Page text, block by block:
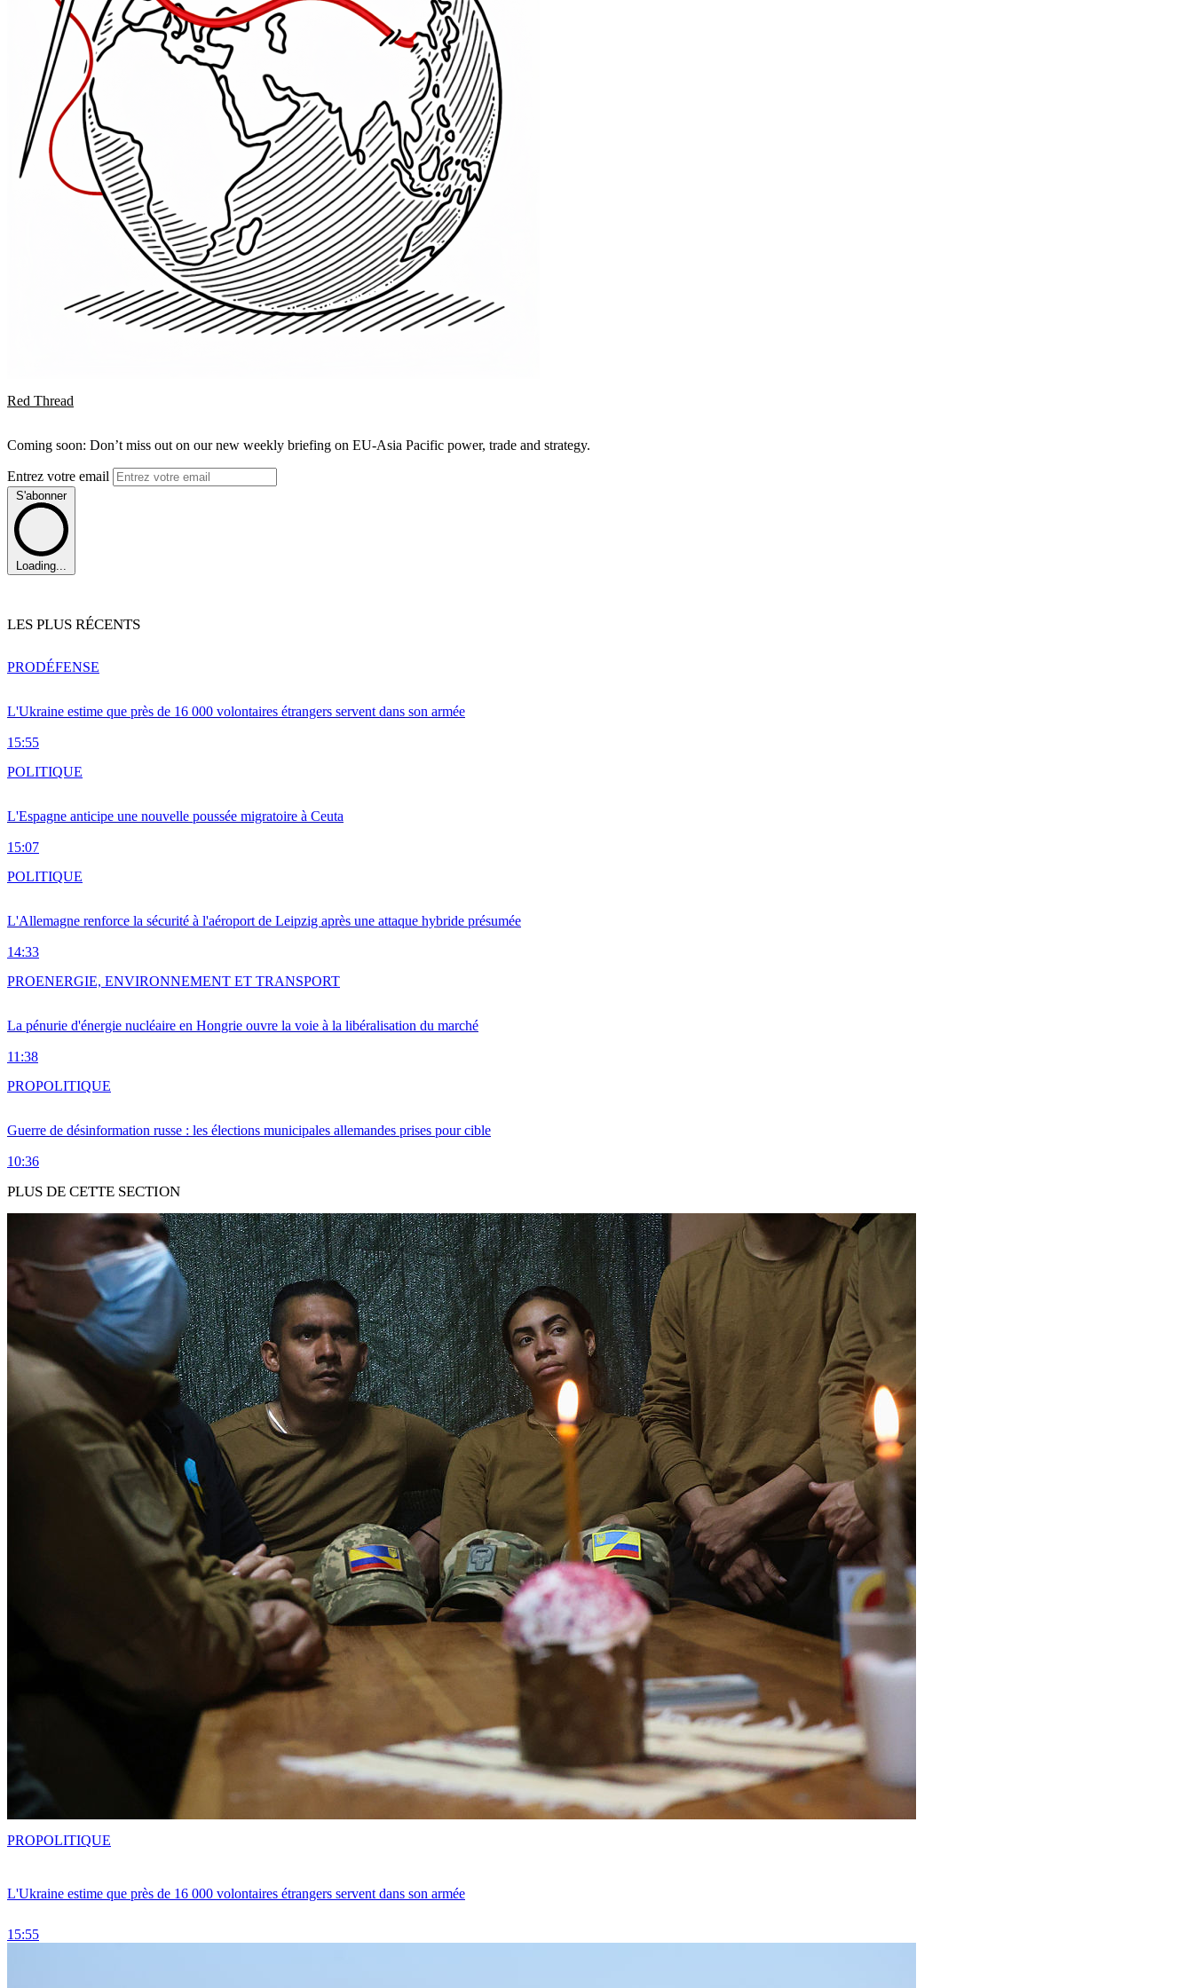
Red Thread
Coming soon: Don’t miss out on our new weekly briefing on EU-Asia Pacific power, trade and strategy.
Entrez votre email
S'abonner
Loading...
LES PLUS RÉCENTS
L'Ukraine estime que près de 16 000 volontaires étrangers servent dans son armée
15:55
PRODÉFENSE
L'Espagne anticipe une nouvelle poussée migratoire à Ceuta
15:07
POLITIQUE
L'Allemagne renforce la sécurité à l'aéroport de Leipzig après une attaque hybride présumée
14:33
POLITIQUE
La pénurie d'énergie nucléaire en Hongrie ouvre la voie à la libéralisation du marché
11:38
PROENERGIE, ENVIRONNEMENT ET TRANSPORT
Guerre de désinformation russe : les élections municipales allemandes prises pour cible
10:36
PROPOLITIQUE
PLUS DE CETTE SECTION
L'Ukraine estime que près de 16 000 volontaires étrangers servent dans son armée
15:55
PROPOLITIQUE